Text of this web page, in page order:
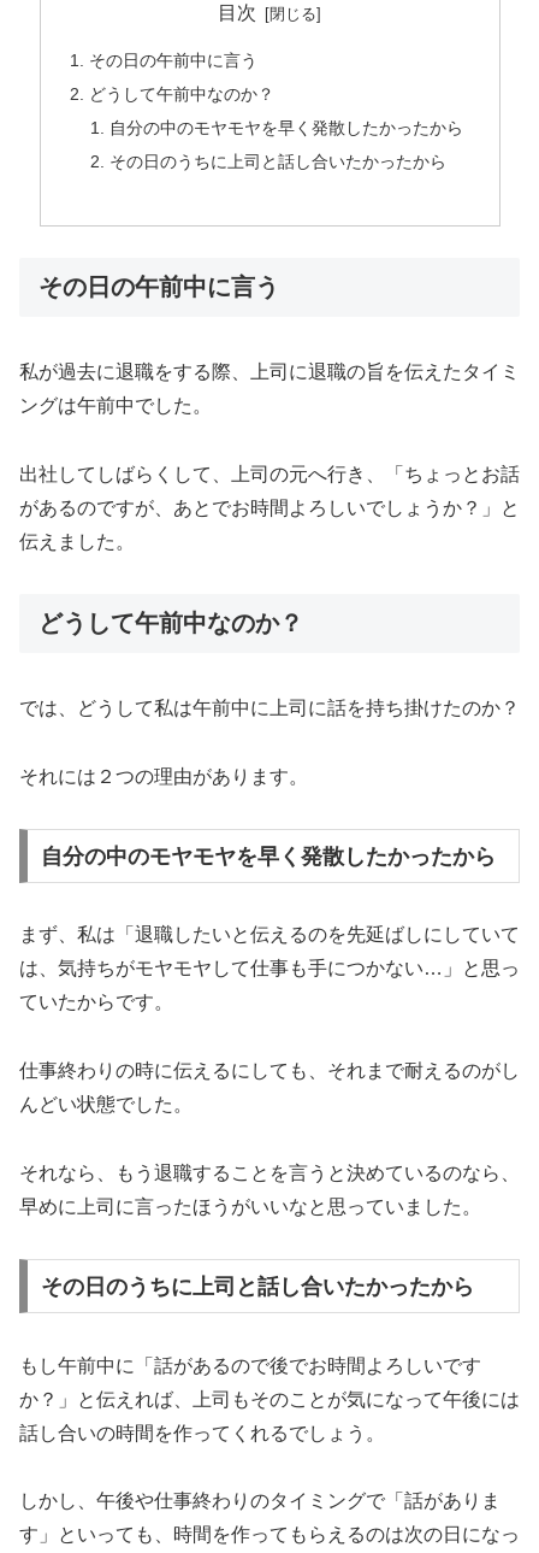
目次
その日の午前中に言う
どうして午前中なのか？
自分の中のモヤモヤを早く発散したかったから
その日のうちに上司と話し合いたかったから
その日の午前中に言う
私が過去に退職をする際、上司に退職の旨を伝えたタイミ
ングは午前中でした。
出社してしばらくして、上司の元へ行き、「ちょっとお話
があるのですが、あとでお時間よろしいでしょうか？」と
伝えました。
どうして午前中なのか？
では、どうして私は午前中に上司に話を持ち掛けたのか？
それには２つの理由があります。
自分の中のモヤモヤを早く発散したかったから
まず、私は「退職したいと伝えるのを先延ばしにしていて
は、気持ちがモヤモヤして仕事も手につかない…」と思っ
ていたからです。
仕事終わりの時に伝えるにしても、それまで耐えるのがし
んどい状態でした。
それなら、もう退職することを言うと決めているのなら、
早めに上司に言ったほうがいいなと思っていました。
その日のうちに上司と話し合いたかったから
もし午前中に「話があるので後でお時間よろしいです
か？」と伝えれば、上司もそのことが気になって午後には
話し合いの時間を作ってくれるでしょう。
しかし、午後や仕事終わりのタイミングで「話がありま
す」といっても、時間を作ってもらえるのは次の日になっ